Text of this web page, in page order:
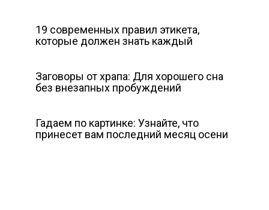
19 современных правил этикета,
которые должен знать каждый
Заговоры от храпа: Для хорошего сна
без внезапных пробуждений
Гадаем по картинке: Узнайте, что
принесет вам последний месяц осени